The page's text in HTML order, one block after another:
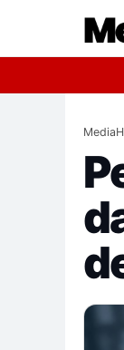
content